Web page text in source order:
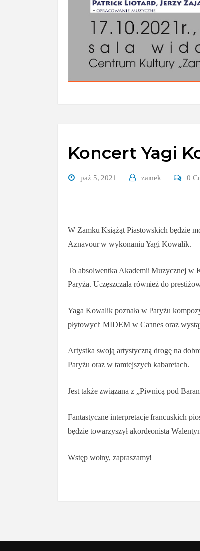
Koncert Yagi
paź 5, 2021 zamek 0
W Zamku Książąt Piastowskich będzie
Aznavour w wykonaniu Yagi Kowalik.
To absolwentka Akademii Muzycznej w
Paryża. Uczęszczała również do
Yaga Kowalik poznała w Paryżu
płytowych MIDEM w Cannes oraz
Artystka swoją artystyczną drogę na
Paryżu oraz w tamtejszych kabaretach.
Jest także związana z „Piwnicą pod
Fantastyczne interpretacje francuskich
będzie towarzyszył akordeonista
Wstęp wolny, zapraszamy!